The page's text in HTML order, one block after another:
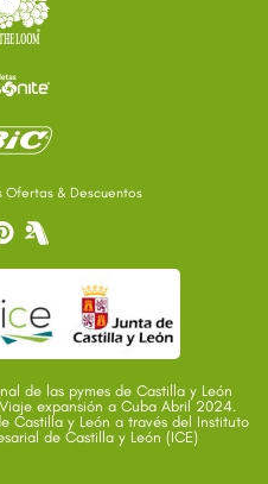
Ofertas & Descuentos
de las pymes de Castilla y León
expansión a Cuba Abril 2024.
Castilla y León a través del Instituto
de Castilla y León (ICE)